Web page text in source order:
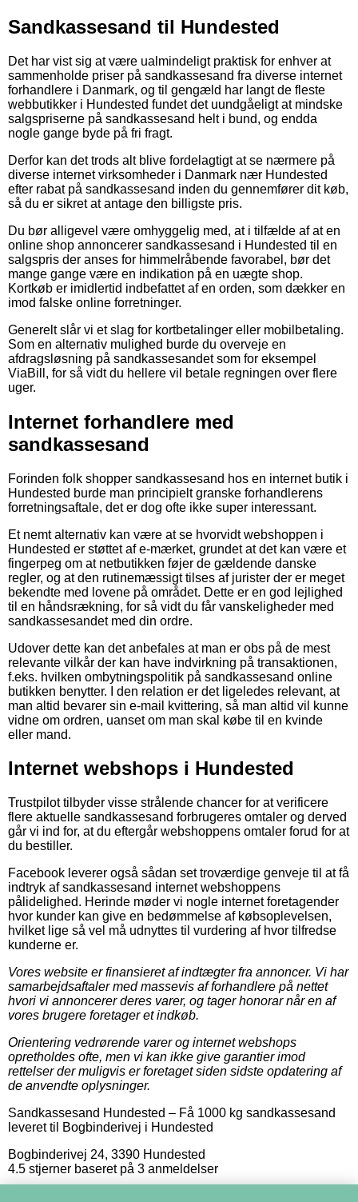
Sandkassesand til Hundested
Det har vist sig at være ualmindeligt praktisk for enhver at
sammenholde priser på sandkassesand fra diverse internet
forhandlere i Danmark, og til gengæld har langt de fleste
webbutikker i Hundested fundet det uundgåeligt at mindske
salgspriserne på sandkassesand helt i bund, og endda
nogle gange byde på fri fragt.
Derfor kan det trods alt blive fordelagtigt at se nærmere på
diverse internet virksomheder i Danmark nær Hundested
efter rabat på sandkassesand inden du gennemfører dit køb,
så du er sikret at antage den billigste pris.
Du bør alligevel være omhyggelig med, at i tilfælde af at en
online shop annoncerer sandkassesand i Hundested til en
salgspris der anses for himmelråbende favorabel, bør det
mange gange være en indikation på en uægte shop.
Kortkøb er imidlertid indbefattet af en orden, som dækker en
imod falske online forretninger.
Generelt slår vi et slag for kortbetalinger eller mobilbetaling.
Som en alternativ mulighed burde du overveje en
afdragsløsning på sandkassesandet som for eksempel
ViaBill, for så vidt du hellere vil betale regningen over flere
uger.
Internet forhandlere med
sandkassesand
Forinden folk shopper sandkassesand hos en internet butik i
Hundested burde man principielt granske forhandlerens
forretningsaftale, det er dog ofte ikke super interessant.
Et nemt alternativ kan være at se hvorvidt webshoppen i
Hundested er støttet af e-mærket, grundet at det kan være et
fingerpeg om at netbutikken føjer de gældende danske
regler, og at den rutinemæssigt tilses af jurister der er meget
bekendte med lovene på området. Dette er en god lejlighed
til en håndsrækning, for så vidt du får vanskeligheder med
sandkassesandet med din ordre.
Udover dette kan det anbefales at man er obs på de mest
relevante vilkår der kan have indvirkning på transaktionen,
f.eks. hvilken ombytningspolitik på sandkassesand online
butikken benytter. I den relation er det ligeledes relevant, at
man altid bevarer sin e-mail kvittering, så man altid vil kunne
vidne om ordren, uanset om man skal købe til en kvinde
eller mand.
Internet webshops i Hundested
Trustpilot tilbyder visse strålende chancer for at verificere
flere aktuelle sandkassesand forbrugeres omtaler og derved
går vi ind for, at du eftergår webshoppens omtaler forud for at
du bestiller.
Facebook leverer også sådan set troværdige genveje til at få
indtryk af sandkassesand internet webshoppens
pålidelighed. Herinde møder vi nogle internet foretagender
hvor kunder kan give en bedømmelse af købsoplevelsen,
hvilket lige så vel må udnyttes til vurdering af hvor tilfredse
kunderne er.
Vores website er finansieret af indtægter fra annoncer. Vi har
samarbejdsaftaler med massevis af forhandlere på nettet
hvori vi annoncerer deres varer, og tager honorar når en af
vores brugere foretager et indkøb.
Orientering vedrørende varer og internet webshops
opretholdes ofte, men vi kan ikke give garantier imod
rettelser der muligvis er foretaget siden sidste opdatering af
de anvendte oplysninger.
Sandkassesand Hundested – Få 1000 kg sandkassesand
leveret til Bogbinderivej i Hundested
Bogbinderivej 24, 3390 Hundested
4.5 stjerner baseret på 3 anmeldelser